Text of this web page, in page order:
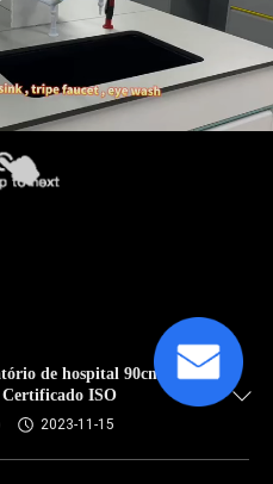
de hospital 90cm
ISO
2023-11-15